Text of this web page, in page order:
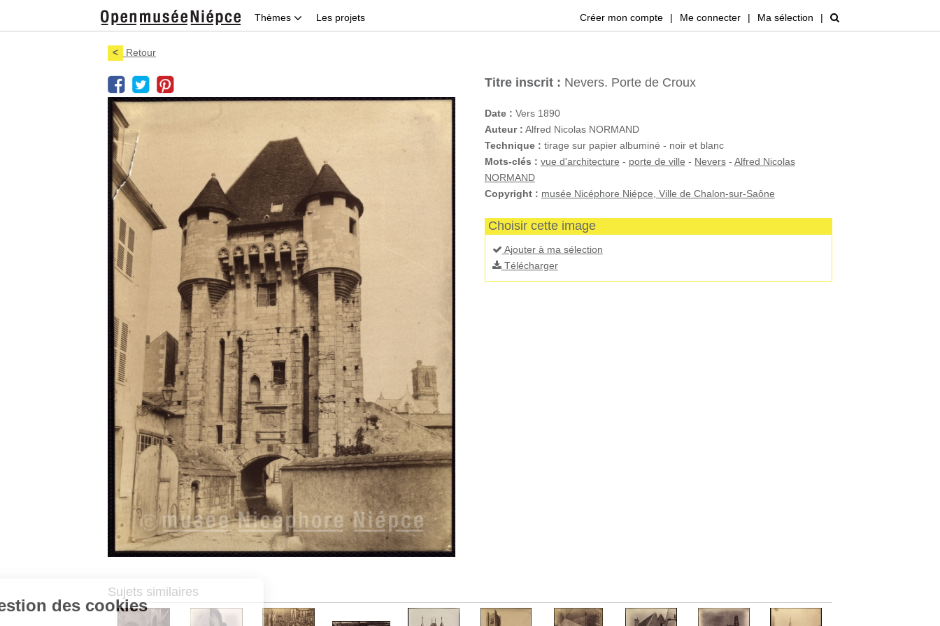
Thèmes Les projets Créer mon compte | Me connecter | Ma sélection |
< Retour
Titre inscrit : Nevers. Porte de Croux
Date : Vers 1890
Auteur : Alfred Nicolas NORMAND
Technique : tirage sur papier albuminé - noir et blanc
Mots-clés : vue d'architecture - porte de ville - Nevers- Alfred Nicolas
NORMAND
Copyright : musée Nicéphore Niépce, Ville de Chalon-sur-Saône
Choisir cette image
Ajouter à ma sélection
Télécharger
Sujets similaires
Gestion des cookies